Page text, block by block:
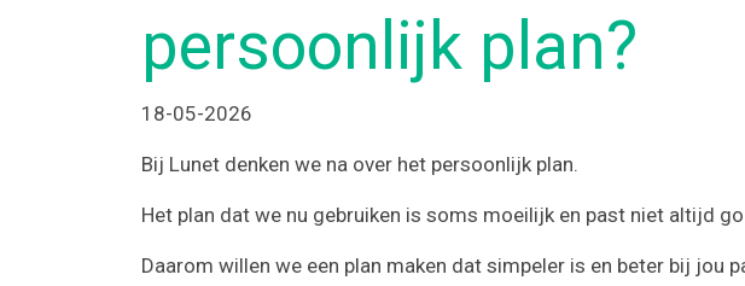
persoonlijk plan?
18-05-2026
Bij Lunet denken we na over het persoonlijk plan.
Het plan dat we nu gebruiken is soms moeilijk en past niet altijd
Daarom willen we een plan maken dat simpeler is en beter bij jou